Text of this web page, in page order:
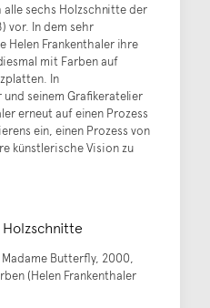
alle sechs Holzschnitte der
vor. In dem sehr
Helen Frankenthaler ihre
mit Farben auf
In
seinem Grafikeratelier
erneut auf einen Prozess
ein, einen Prozess von
künstlerische Vision zu
Butterfly, 2000,
(Helen Frankenthaler